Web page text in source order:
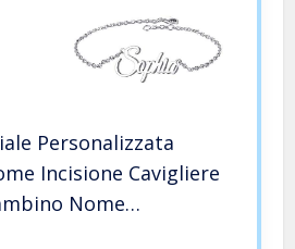
Personalizzata
Incisione Cavigliere
Nome
per Madre Figlia